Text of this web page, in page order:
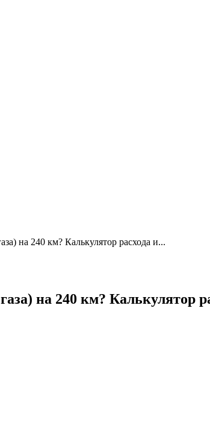
на 240 км? Калькулятор расхода и...
на 240 км? Калькулятор